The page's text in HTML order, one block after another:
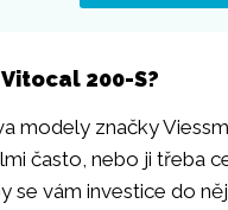
200-S?
modely značky
často, nebo ji třeba
se vám investice do